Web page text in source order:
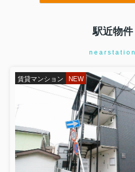
駅近物件
nearstation
賃貸マンション NEW